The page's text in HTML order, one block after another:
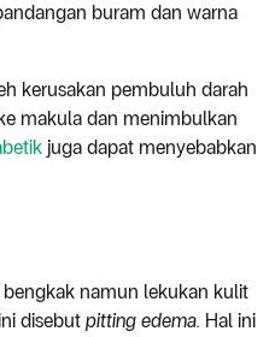
buram dan warna
kerusakan pembuluh darah
makula dan menimbulkan
juga dapat menyebabkan
namun lekukan kulit
disebut pitting edema. Hal ini